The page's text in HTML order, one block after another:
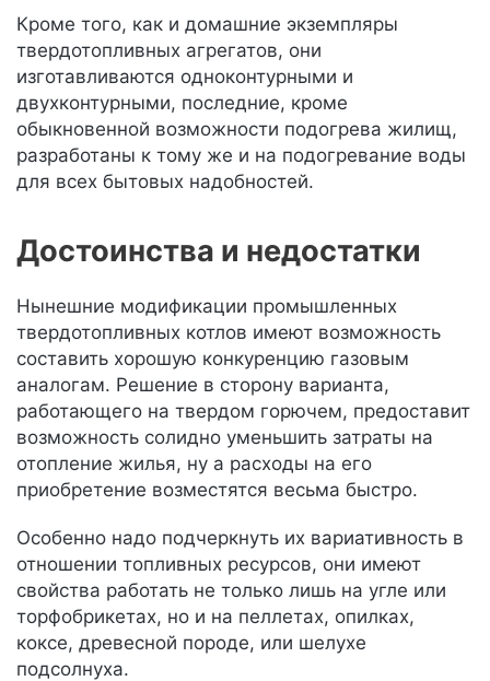
Кроме того, как и домашние экземпляры
твердотопливных агрегатов, они
изготавливаются одноконтурными и
двухконтурными, последние, кроме
обыкновенной возможности подогрева жилищ,
разработаны к тому же и на подогревание воды
для всех бытовых надобностей.
Достоинства и недостатки
Нынешние модификации промышленных
твердотопливных котлов имеют возможность
составить хорошую конкуренцию газовым
аналогам. Решение в сторону варианта,
работающего на твердом горючем, предоставит
возможность солидно уменьшить затраты на
отопление жилья, ну а расходы на его
приобретение возместятся весьма быстро.
Особенно надо подчеркнуть их вариативность в
отношении топливных ресурсов, они имеют
свойства работать не только лишь на угле или
торфобрикетах, но и на пеллетах, опилках,
коксе, древесной породе, или шелухе
подсолнуха.